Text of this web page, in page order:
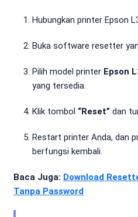
Hubungkan printer Epson
Buka software resetter
Pilih model printer Epson
yang tersedia.
Klik tombol “Reset” dan
Restart printer Anda, dan
berfungsi kembali.
Baca Juga: Download
Tanpa Password